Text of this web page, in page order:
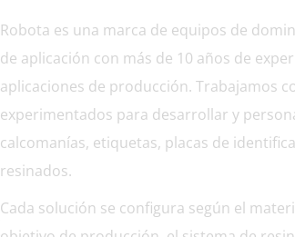
Robota es una marca de equipos de
de aplicación con más de 10 años de
aplicaciones de producción. Trabajamos
experimentados para desarrollar y
calcomanías, etiquetas, placas de
resinados.
Cada solución se configura según el